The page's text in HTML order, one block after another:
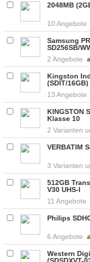
2048MB
10 Angebote
Samsung
SD256SB/
2 Angebote
Kingston
(SDIT/16GB)
13 Angebote
KINGSTON
Klasse 10
2
VERBATIM
3
512GB
V30 UHS-I
11 Angebote
Philips
6 Angebote
Western
(SDSDXVT-